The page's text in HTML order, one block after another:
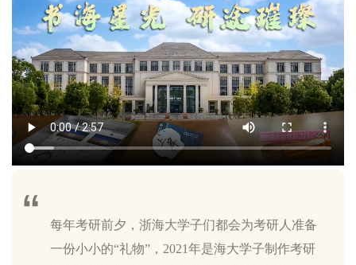
每年考研前夕，浙海大学子们都会为考研人准备
一份小小的“礼物”，2021年是海大学子制作考研